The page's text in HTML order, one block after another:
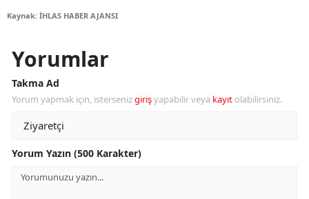
Kaynak: İHLAS HABER AJANSI
Yorumlar
Takma Ad
Yorum yapmak için, istersenizgirişyapabilir veya kayıt olabilirsiniz.
Yorum Yazın (500 Karakter)